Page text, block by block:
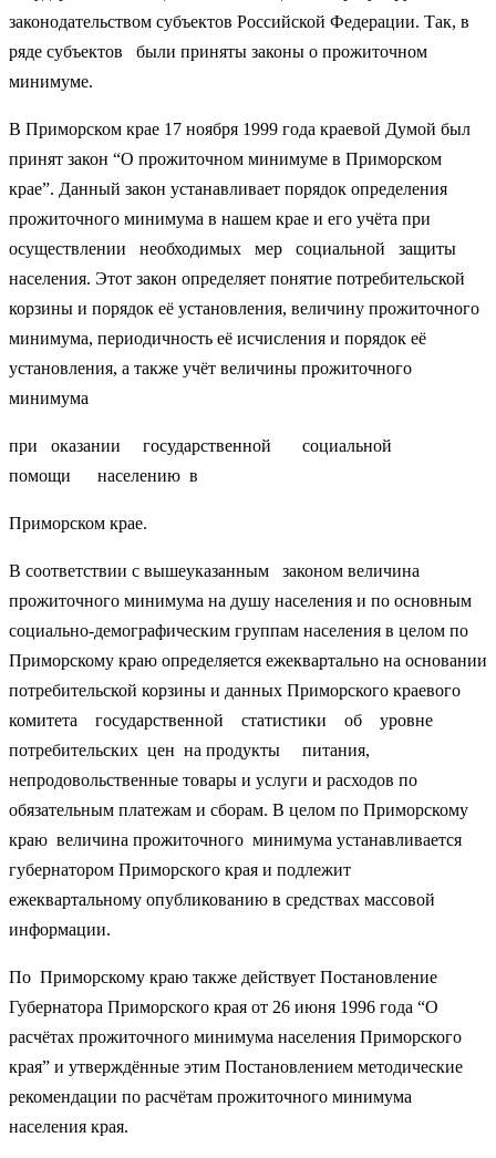
законодательством субъектов Российской Федерации. Так, в
ряде субъектов были приняты законы о прожиточном
минимуме.
В Приморском крае 17 ноября 1999 года краевой Думой был
принят закон “О прожиточном минимуме в Приморском
крае”. Данный закон устанавливает порядок определения
прожиточного минимума в нашем крае и его учёта при
осуществлении необходимых мер социальной защиты
населения. Этот закон определяет понятие потребительской
корзины и порядок её установления, величину прожиточного
минимума, периодичность её исчисления и порядок её
установления, а также учёт величины прожиточного
минимума
при оказании государственной социальной
помощи населению в
Приморском крае.
В соответствии с вышеуказанным законом величина
прожиточного минимума на душу населения и по основным
социально-демографическим группам населения в целом по
Приморскому краю определяется ежеквартально на основании
потребительской корзины и данных Приморского краевого
комитета государственной статистики об уровне
потребительских цен на продукты питания,
непродовольственные товары и услуги и расходов по
обязательным платежам и сборам. В целом по Приморскому
краю величина прожиточного минимума устанавливается
губернатором Приморского края и подлежит
ежеквартальному опубликованию в средствах массовой
информации.
По Приморскому краю также действует Постановление
Губернатора Приморского края от 26 июня 1996 года “О
расчётах прожиточного минимума населения Приморского
края” и утверждённые этим Постановлением методические
рекомендации по расчётам прожиточного минимума
населения края.